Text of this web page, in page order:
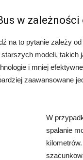
w zależności
na to pytanie zależy
modeli,
i mniej
zaawansowane
W
spalanie